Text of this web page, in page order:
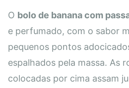
O bolo de banana com
e perfumado, com o sabor
pequenos pontos
espalhados pela massa. As
colocadas por cima assam